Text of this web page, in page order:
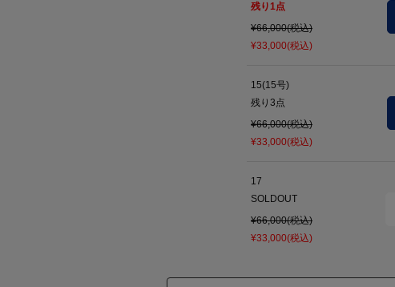
残り1点
¥66,000(税込)
¥33,000(税込)
15(15号)
残り 3点
¥66,000(税込)
¥33,000(税込)
17
SOLDOUT
¥66,000(税込)
¥33,000(税込)